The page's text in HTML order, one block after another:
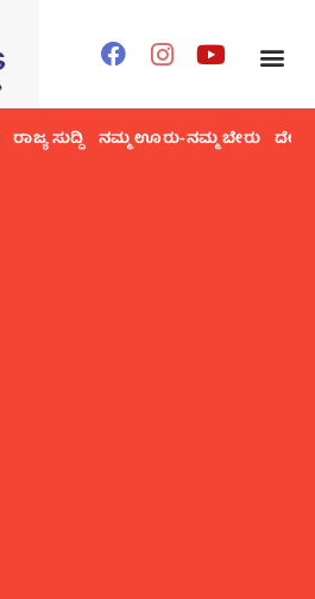
ರಾಜ್ಯ ಸುದ್ದಿ ನಮ್ಮ ಊರು-ನಮ್ಮ ಬೇರು ದೇಶ